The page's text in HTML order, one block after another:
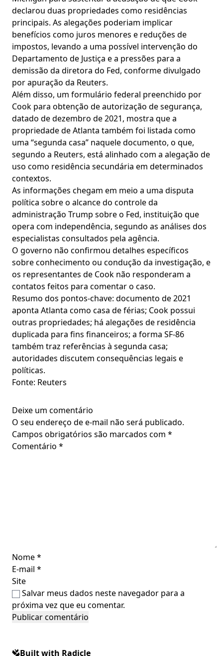
declarou duas propriedades como residências
principais. As alegações poderiam implicar
benefícios como juros menores e reduções de
impostos, levando a uma possível intervenção do
Departamento de Justiça e a pressões para a
demissão da diretora do Fed, conforme divulgado
por apuração da Reuters.
Além disso, um formulário federal preenchido por
Cook para obtenção de autorização de segurança,
datado de dezembro de 2021, mostra que a
propriedade de Atlanta também foi listada como
uma “segunda casa” naquele documento, o que,
segundo a Reuters, está alinhado com a alegação de
uso como residência secundária em determinados
contextos.
As informações chegam em meio a uma disputa
política sobre o alcance do controle da
administração Trump sobre o Fed, instituição que
opera com independência, segundo as análises dos
especialistas consultados pela agência.
O governo não confirmou detalhes específicos
sobre conhecimento ou condução da investigação, e
os representantes de Cook não responderam a
contatos feitos para comentar o caso.
Resumo dos pontos-chave: documento de 2021
aponta Atlanta como casa de férias; Cook possui
outras propriedades; há alegações de residência
duplicada para fins financeiros; a forma SF-86
também traz referências à segunda casa;
autoridades discutem consequências legais e
políticas.
Fonte: Reuters
Deixe um comentário
O seu endereço de e-mail não será publicado.
Campos obrigatórios são marcados com *
Comentário *
Nome*
E-mail *
Site
Salvar meus dados neste navegador para a
próxima vez que eu comentar.
Built with Radicle